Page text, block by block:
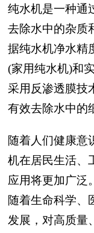
纯水机是一种通
去除水中的杂质
据纯水机净水精
(家用纯水机)和
采用反渗透膜技
有效去除水中的
随着人们健康意
机在居民生活、
应用将更加广泛
随着生命科学、
发展，对高质量